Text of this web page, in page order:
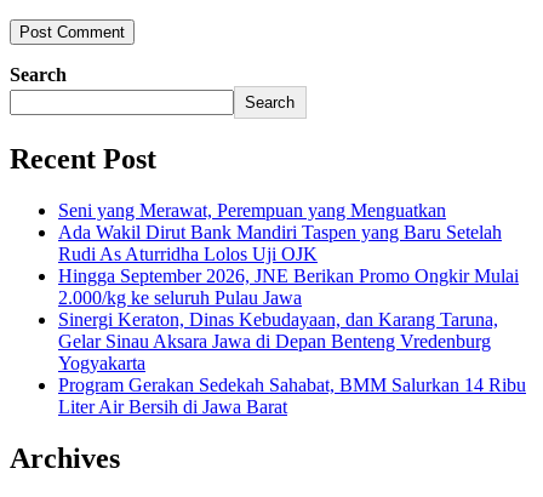
Search
Search
Recent Post
Seni yang Merawat, Perempuan yang Menguatkan
Ada Wakil Dirut Bank Mandiri Taspen yang Baru Setelah
Rudi As Aturridha Lolos Uji OJK
Hingga September 2026, JNE Berikan Promo Ongkir Mulai
2.000/kg ke seluruh Pulau Jawa
Sinergi Keraton, Dinas Kebudayaan, dan Karang Taruna,
Gelar Sinau Aksara Jawa di Depan Benteng Vredenburg
Yogyakarta
Program Gerakan Sedekah Sahabat, BMM Salurkan 14 Ribu
Liter Air Bersih di Jawa Barat
Archives